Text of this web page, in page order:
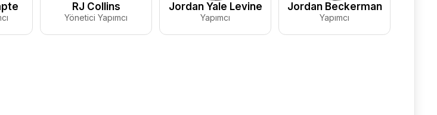
RJ Collins
Yönetici Yapımcı
Jordan Yale Levine
Yapımcı
Jordan Beckerman
Yapımcı